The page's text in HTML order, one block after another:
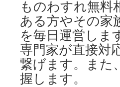
ものわすれ無料
ある方やその家
を毎日運営しま
専門家が直接対
繋げます。また
握します。